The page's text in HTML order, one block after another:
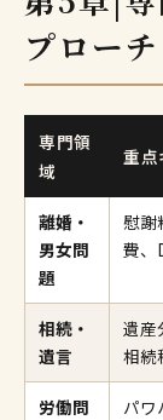
プローチ
専門領
域
重点
離婚・
男女問
題
慰謝
費、
相続・
遺言
遺産
相続
労働問
パワ